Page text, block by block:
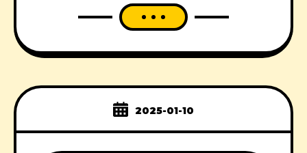
2025-01-10